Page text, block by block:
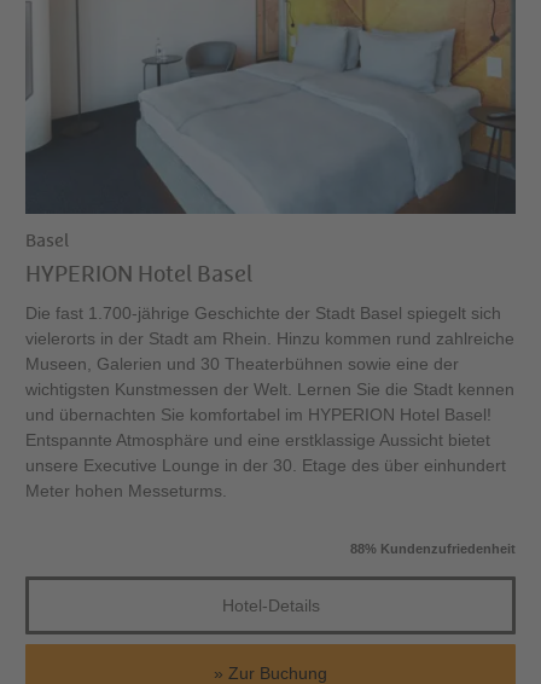
Basel
HYPERION Hotel Basel
Die fast 1.700-jährige Geschichte der Stadt Basel spiegelt sich
vielerorts in der Stadt am Rhein. Hinzu kommen rund zahlreiche
Museen, Galerien und 30 Theaterbühnen sowie eine der
wichtigsten Kunstmessen der Welt. Lernen Sie die Stadt kennen
und übernachten Sie komfortabel im HYPERION Hotel Basel!
Entspannte Atmosphäre und eine erstklassige Aussicht bietet
unsere Executive Lounge in der 30. Etage des über einhundert
Meter hohen Messeturms.
88% Kundenzufriedenheit
Hotel-Details
Zur Buchung